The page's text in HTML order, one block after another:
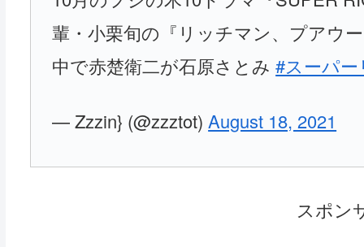
輩・小栗旬の『リッチマン、プアウ
中で赤楚衛二が石原さとみ#スーパ
— Zzzin} (@zzztot)August 18, 2021
スポン